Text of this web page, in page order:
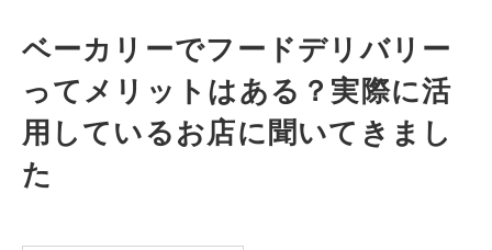
ベーカリーでフードデリバリー
ってメリットはある？実際に活
用しているお店に聞いてきまし
た